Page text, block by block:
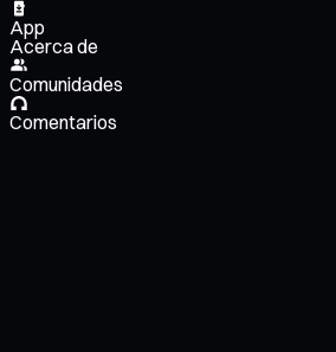
App
Acerca de
Comunidades
Comentarios